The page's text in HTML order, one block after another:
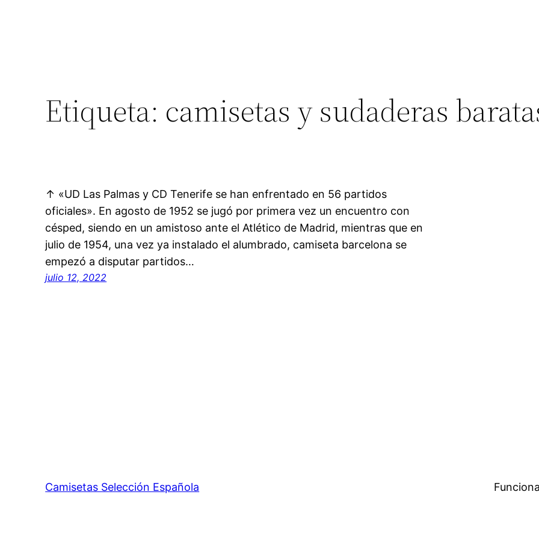
Etiqueta: camisetas y sudaderas
↑ «UD Las Palmas y CD Tenerife se han enfrentado en 56 partidos
oficiales». En agosto de 1952 se jugó por primera vez un encuentro con
césped, siendo en un amistoso ante el Atlético de Madrid, mientras que en
julio de 1954, una vez ya instalado el alumbrado, camiseta barcelona se
empezó a disputar partidos…
julio 12, 2022
Camisetas Selección Española